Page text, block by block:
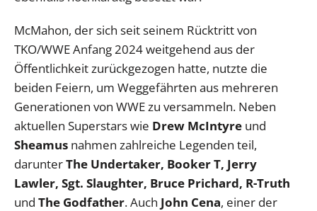
McMahon, der sich seit seinem Rücktritt von
TKO/WWE Anfang 2024 weitgehend aus der
Öffentlichkeit zurückgezogen hatte, nutzte die
beiden Feiern, um Weggefährten aus mehreren
Generationen von WWE zu versammeln. Neben
aktuellen Superstars wie Drew McIntyre und
Sheamus nahmen zahlreiche Legenden teil,
darunterThe Undertaker, Booker T, Jerry
Lawler, Sgt. Slaughter, Bruce Prichard, R-Truth
und The Godfather. Auch John Cena, einer der